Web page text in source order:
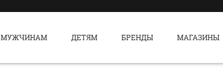
МУЖЧИНАМ ДЕТЯМ БРЕНДЫ МАГАЗИНЫ